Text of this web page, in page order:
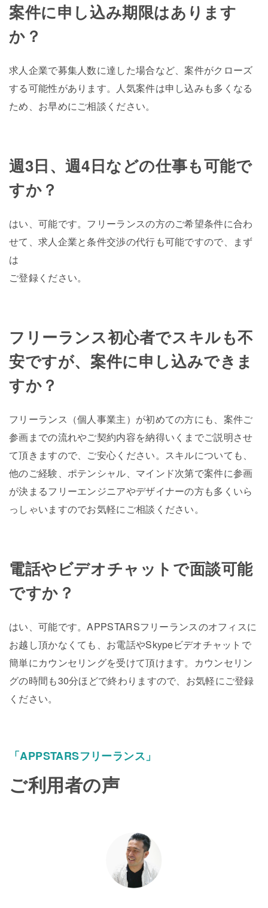
案件に申し込み期限はあります
か？
求人企業で募集人数に達した場合など、案件がクローズ
する可能性があります。人気案件は申し込みも多くなる
ため、お早めにご相談ください。
週3日、週4日などの仕事も可能で
すか？
はい、可能です。フリーランスの方のご希望条件に合わ
せて、求人企業と条件交渉の代行も可能ですので、まず
は
ご登録ください。
フリーランス初心者でスキルも不
安ですが、案件に申し込みできま
すか？
フリーランス（個人事業主）が初めての方にも、案件ご
参画までの流れやご契約内容を納得いくまでご説明させ
て頂きますので、ご安心ください。スキルについても、
他のご経験、ポテンシャル、マインド次第で案件に参画
が決まるフリーエンジニアやデザイナーの方も多くいら
っしゃいますのでお気軽にご相談ください。
電話やビデオチャットで面談可能
ですか？
はい、可能です。APPSTARSフリーランスのオフィスに
お越し頂かなくても、お電話やSkypeビデオチャットで
簡単にカウンセリングを受けて頂けます。カウンセリン
グの時間も30分ほどで終わりますので、お気軽にご登録
ください。
「APPSTARSフリーランス」
ご利用者の声